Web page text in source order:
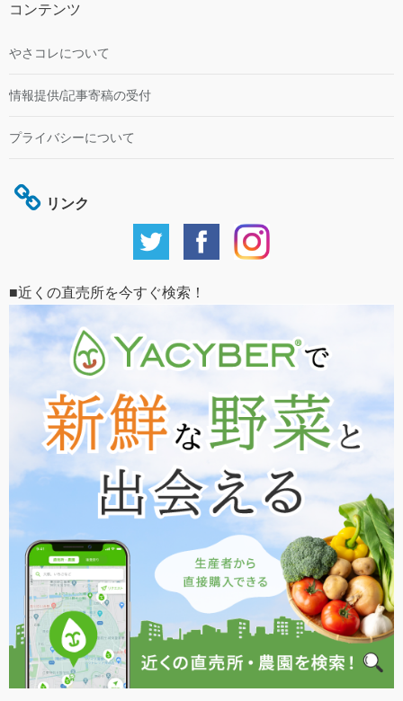
コンテンツ
やさコレについて
情報提供/記事寄稿の受付
プライバシーについて
リンク
■近くの直売所を今すぐ検索！